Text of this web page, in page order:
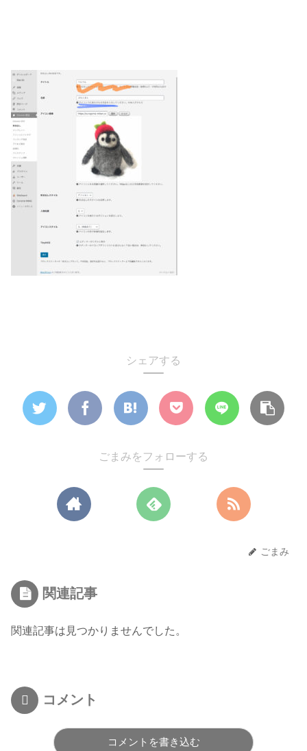
シェアする
ごまみをフォローする
ごまみ
関連記事
関連記事は見つかりませんでした。
コメント
コメントを書き込む